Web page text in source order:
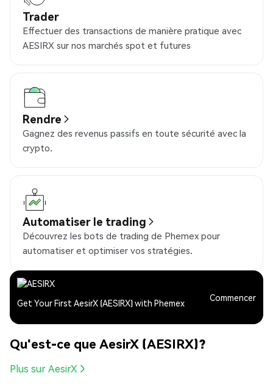
Trader
Effectuer des transactions de manière pratique avec
AESIRX sur nos marchés spot et futures
Rendre
Gagnez des revenus passifs en toute sécurité avec la
crypto.
Automatiser le trading
Découvrez les bots de trading de Phemex pour
automatiser et optimiser vos stratégies.
Get Your First AesirX (AESIRX) with Phemex Commencer
Qu'est-ce que AesirX (AESIRX)?
Plus sur AesirX